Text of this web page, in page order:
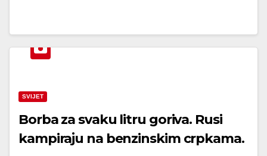
SVIJET
Borba za svaku litru goriva. Rusi
kampiraju na benzinskim crpkama.